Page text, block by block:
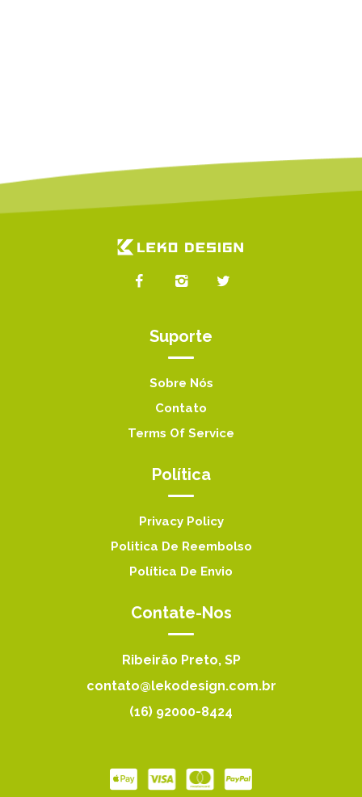
Suporte
Sobre Nós
Contato
Terms Of Service
Política
Privacy Policy
Politica De Reembolso
Política De Envio
Contate-Nos
Ribeirão Preto, SP
contato@lekodesign.com.br
(16) 92000-8424